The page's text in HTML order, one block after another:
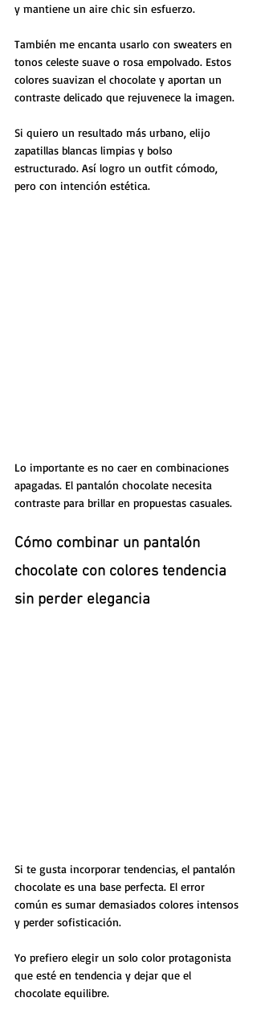
y mantiene un aire chic sin esfuerzo.
También me encanta usarlo con sweaters en
tonos celeste suave o rosa empolvado. Estos
colores suavizan el chocolate y aportan un
contraste delicado que rejuvenece la imagen.
Si quiero un resultado más urbano, elijo
zapatillas blancas limpias y bolso
estructurado. Así logro un outfit cómodo,
pero con intención estética.
Lo importante es no caer en combinaciones
apagadas. El pantalón chocolate necesita
contraste para brillar en propuestas casuales.
Cómo combinar un pantalón
chocolate con colores tendencia
sin perder elegancia
Si te gusta incorporar tendencias, el pantalón
chocolate es una base perfecta. El error
común es sumar demasiados colores intensos
y perder sofisticación.
Yo prefiero elegir un solo color protagonista
que esté en tendencia y dejar que el
chocolate equilibre.